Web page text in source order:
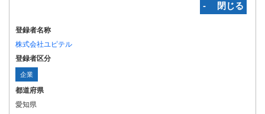
‐ 閉じる
登録者名称
株式会社ユピテル
登録者区分
企業
都道府県
愛知県